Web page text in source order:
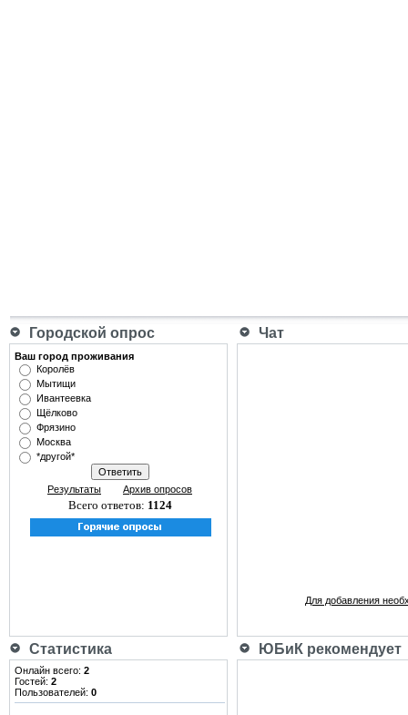
Городской опрос Чат
Ваш город проживания
Королёв
Мытищи
Ивантеевка
Щёлково
Фрязино
Москва
*другой*
Результаты Архив опросов
Всего ответов: 1124
Для добавления
Статистика ЮБиК рекомендует
Онлайн всего: 2
Гостей: 2
Пользователей: 0